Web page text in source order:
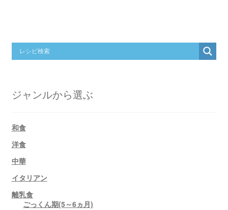
ジャンルから選ぶ
和食
洋食
中華
イタリアン
離乳食
ごっくん期(5～6ヵ月)